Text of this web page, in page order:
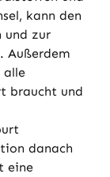
kann den
und zur
Außerdem
alle
braucht und
danach
eine